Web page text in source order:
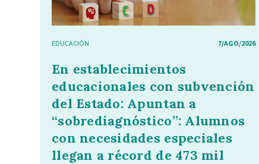
EDUCACIÓN 7/AGO/2026
En establecimientos
educacionales con subvención
del Estado: Apuntan a
“sobrediagnóstico”: Alumnos
con necesidades especiales
llegan a récord de 473 mil